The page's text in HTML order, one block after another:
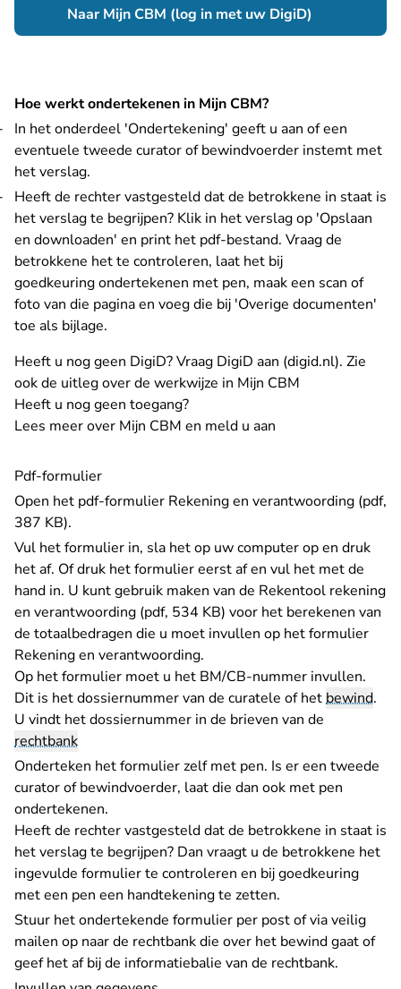
Naar Mijn CBM (log in met uw DigiD)
Hoe werkt ondertekenen in Mijn CBM?
In het onderdeel 'Ondertekening' geeft u aan of een
eventuele tweede curator of bewindvoerder instemt met
het verslag.
Heeft de rechter vastgesteld dat de betrokkene in staat is
het verslag te begrijpen? Klik in het verslag op 'Opslaan
en downloaden' en print het pdf-bestand. Vraag de
betrokkene het te controleren, laat het bij
goedkeuring ondertekenen met pen, maak een scan of
foto van die pagina en voeg die bij 'Overige documenten'
toe als bijlage.
Heeft u nog geen DigiD?Vraag DigiD aan (digid.nl)- U
. Zie
ook de uitleg over de werkwijze in Mijn CBM
Heeft u nog geen toegang?
Lees meer over Mijn CBM en meld u aan
Pdf-formulier
Open het pdf-formulier Rekening en verantwoording (pdf,
387 KB).
Vul het formulier in, sla het op uw computer op en druk
het af. Of druk het formulier eerst af en vul het met de
hand in. U kunt gebruik maken van de Rekentool rekening
en verantwoording (pdf, 534 KB) voor het berekenen van
de totaalbedragen die u moet invullen op het formulier
Rekening en verantwoording.
Op het formulier moet u het BM/CB-nummer invullen.
Dit is het dossiernummer van de curatele of hetbewind.
U vindt het dossiernummer in de brieven van de
rechtbank
Onderteken het formulier zelf met pen. Is er een tweede
curator of bewindvoerder, laat die dan ook met pen
ondertekenen.
Heeft de rechter vastgesteld dat de betrokkene in staat is
het verslag te begrijpen? Dan vraagt u de betrokkene het
ingevulde formulier te controleren en bij goedkeuring
met een pen een handtekening te zetten.
Stuur het ondertekende formulier per post of via veilig
mailen op naar de rechtbankdie over het bewind gaat of
geef het af bij de informatiebalie van de rechtbank.